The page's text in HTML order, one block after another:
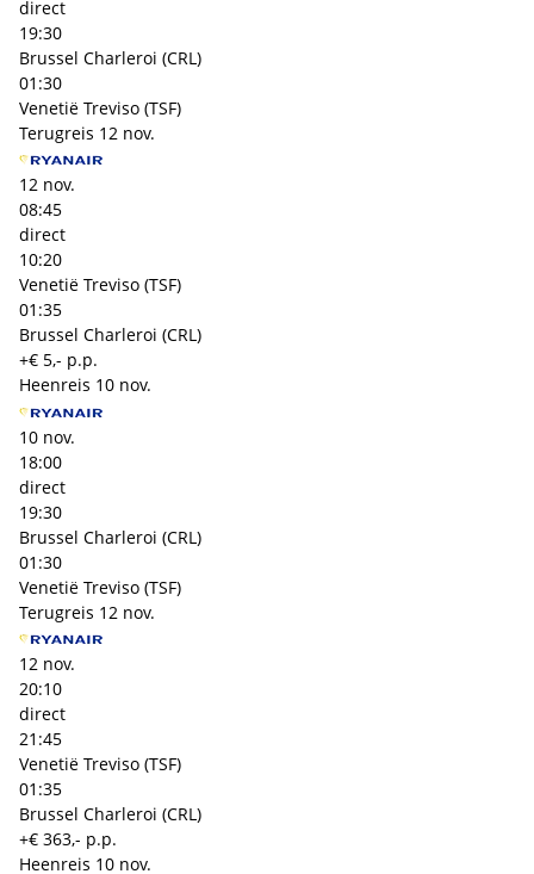
direct
19:30
Brussel Charleroi (CRL)
01:30
Venetië Treviso (TSF)
Terugreis 12 nov.
12 nov.
08:45
direct
10:20
Venetië Treviso (TSF)
01:35
Brussel Charleroi (CRL)
+€ 5,- p.p.
Heenreis 10 nov.
10 nov.
18:00
direct
19:30
Brussel Charleroi (CRL)
01:30
Venetië Treviso (TSF)
Terugreis 12 nov.
12 nov.
20:10
direct
21:45
Venetië Treviso (TSF)
01:35
Brussel Charleroi (CRL)
+€ 363,- p.p.
Heenreis 10 nov.